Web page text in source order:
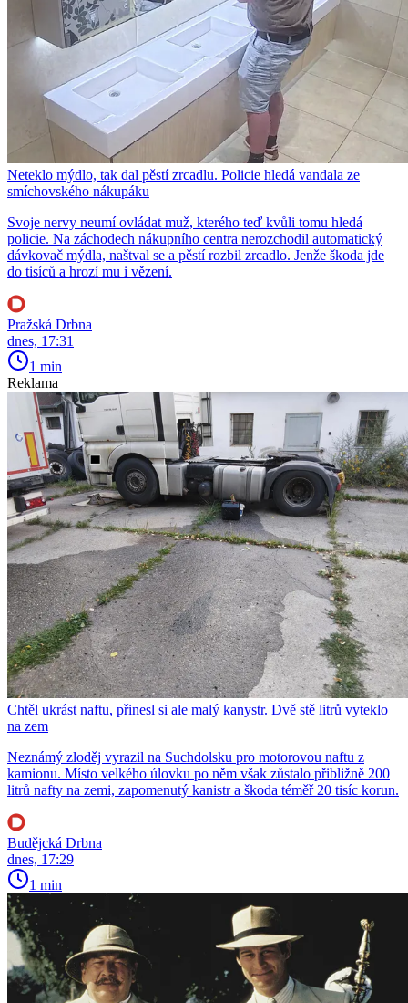
Neteklo mýdlo, tak dal pěstí zrcadlu. Policie hledá vandala ze
smíchovského nákupáku
Svoje nervy neumí ovládat muž, kterého teď kvůli tomu hledá
policie. Na záchodech nákupního centra nerozchodil automatický
dávkovač mýdla, naštval se a pěstí rozbil zrcadlo. Jenže škoda jde
do tisíců a hrozí mu i vězení.
Pražská Drbna
dnes, 17:31
1 min
Reklama
Chtěl ukrást naftu, přinesl si ale malý kanystr. Dvě stě litrů vyteklo
na zem
Neznámý zloděj vyrazil na Suchdolsku pro motorovou naftu z
kamionu. Místo velkého úlovku po něm však zůstalo přibližně 200
litrů nafty na zemi, zapomenutý kanistr a škoda téměř 20 tisíc korun.
Budějcká Drbna
dnes, 17:29
1 min